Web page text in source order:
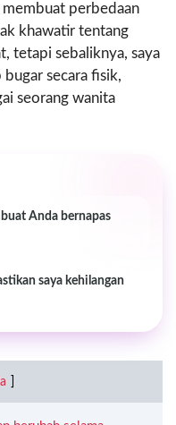
membuat perbedaan
khawatir tentang
tetapi sebaliknya, saya
bugar secara fisik,
seorang wanita
Anda bernapas
saya kehilangan